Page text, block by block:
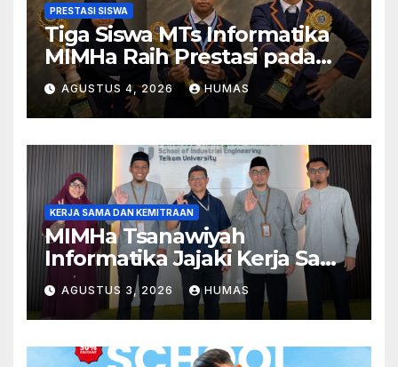
PRESTASI SISWA
Tiga Siswa MTs Informatika
MIMHa Raih Prestasi pada
Ajang MOSAIC 2026
AGUSTUS 4, 2026 HUMAS
KERJA SAMA DAN KEMITRAAN
MIMHa Tsanawiyah
Informatika Jajaki Kerja Sama
Pendidikan dan Teknologi
dengan Telkom University
AGUSTUS 3, 2026 HUMAS